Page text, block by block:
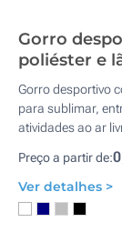
Gorro
poliéster e
Gorro desportivo
para sublimar,
atividades ao ar
Preço a partir de:
Ver detalhes >